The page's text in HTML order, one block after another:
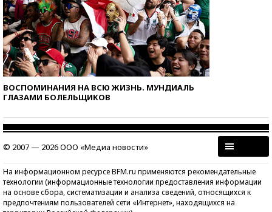
ВОСПОМИНАНИЯ НА ВСЮ ЖИЗНЬ. МУНДИАЛЬ
ГЛАЗАМИ БОЛЕЛЬЩИКОВ
© 2007 — 2026 ООО «Медиа новости»
На информационном ресурсе BFM.ru применяются рекомендательные
технологии (информационные технологии предоставления информации
на основе сбора, систематизации и анализа сведений, относящихся к
предпочтениям пользователей сети «Интернет», находящихся на